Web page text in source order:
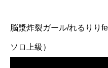
脳漿炸裂ガール/れるりり
ソロ上級）